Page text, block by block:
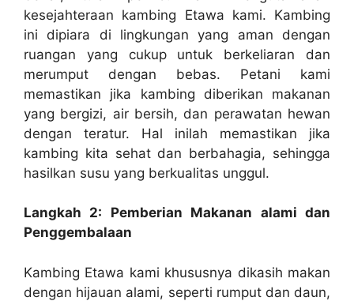
kesejahteraan kambing Etawa kami. Kambing
ini dipiara di lingkungan yang aman dengan
ruangan yang cukup untuk berkeliaran dan
merumput dengan bebas. Petani kami
memastikan jika kambing diberikan makanan
yang bergizi, air bersih, dan perawatan hewan
dengan teratur. Hal inilah memastikan jika
kambing kita sehat dan berbahagia, sehingga
hasilkan susu yang berkualitas unggul.
Langkah 2: Pemberian Makanan alami dan
Penggembalaan
Kambing Etawa kami khususnya dikasih makan
dengan hijauan alami, seperti rumput dan daun,